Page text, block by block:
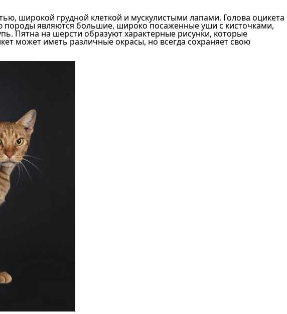
широкой грудной клеткой и мускулистыми лапами. Голова оцикета
являются большие, широко посаженные уши с кисточками,
Пятна на шерсти образуют характерные рисунки, которые
может иметь различные окрасы, но всегда сохраняет свою